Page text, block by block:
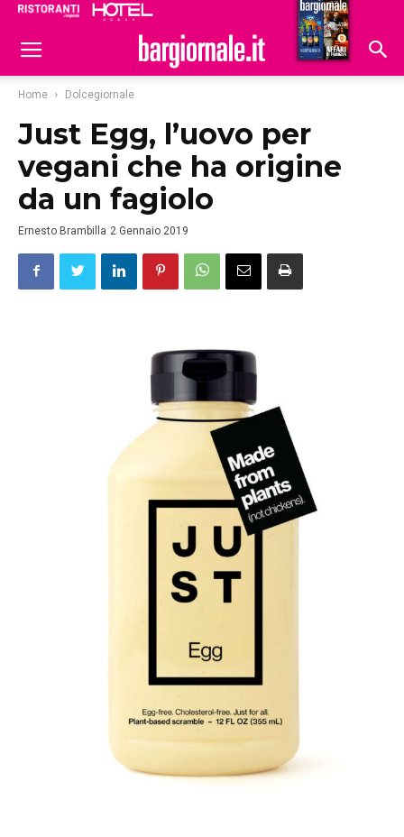
Hoteldomani
Home Dolcegiornale
Just Egg, l’uovo per
vegani che ha origine
da un fagiolo
Ernesto Brambilla 2 Gennaio 2019